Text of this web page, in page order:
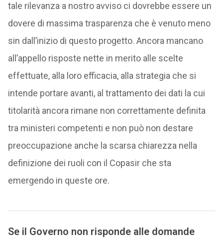
tale rilevanza a nostro avviso ci dovrebbe essere un
dovere di massima trasparenza che è venuto meno
sin dall’inizio di questo progetto. Ancora mancano
all’appello risposte nette in merito alle scelte
effettuate, alla loro efficacia, alla strategia che si
intende portare avanti, al trattamento dei dati la cui
titolarità ancora rimane non correttamente definita
tra ministeri competenti e non può non destare
preoccupazione anche la scarsa chiarezza nella
definizione dei ruoli con il Copasir che sta
emergendo in queste ore.
Se il Governo non risponde alle domande